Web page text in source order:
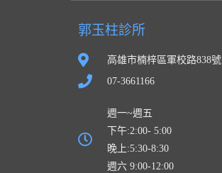
郭玉柱診所
高雄市楠梓區軍校路838號
07-3661166
週一~週五
下午:2:00- 5:00
晚上:5:30-8:30
週六 9:00-12:00